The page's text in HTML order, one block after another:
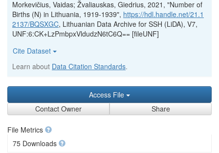
Morkevičius, Vaidas; Žvaliauskas, Giedrius, 2021, "Number of
Births (N) in Lithuania, 1919-1939", https://hdl.handle.net/21.1
2137/BQSXGC, Lithuanian Data Archive for SSH (LiDA), V7,
UNF:6:CK+LzPmbpxVldudzN6tC6Q== [fileUNF]
Cite Dataset
Learn about Data Citation Standards.
Access File
Contact Owner
Share
File Metrics
75 Downloads